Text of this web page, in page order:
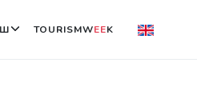
TOURISMWEEK